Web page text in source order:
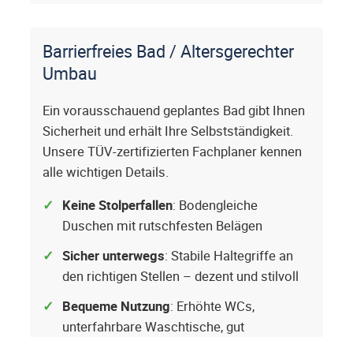
Barrierfreies Bad / Altersgerechter
Umbau
Ein vorausschauend geplantes Bad gibt Ihnen
Sicherheit und erhält Ihre Selbstständigkeit.
Unsere TÜV-zertifizierten Fachplaner kennen
alle wichtigen Details.
Keine Stolperfallen: Bodengleiche
Duschen mit rutschfesten Belägen
Sicher unterwegs: Stabile Haltegriffe an
den richtigen Stellen – dezent und stilvoll
Bequeme Nutzung: Erhöhte WCs,
unterfahrbare Waschtische, gut